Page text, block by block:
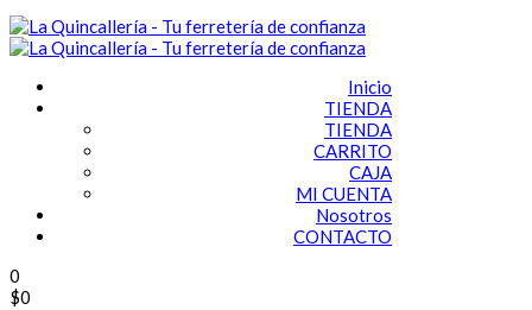
Inicio
TIENDA
TIENDA
CARRITO
CAJA
MI CUENTA
Nosotros
CONTACTO
0
$0